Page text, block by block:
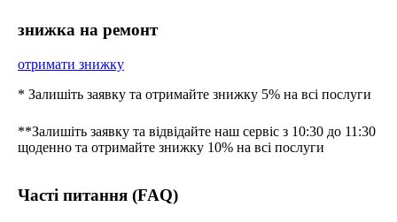
знижка на ремонт
отримати знижку
* Залишіть заявку та отримайте знижку 5% на всі послуги
**Залишіть заявку та відвідайте наш сервіс з 10:30 до 11:30
щоденно та отримайте знижку 10% на всі послуги
Часті питання (FAQ)